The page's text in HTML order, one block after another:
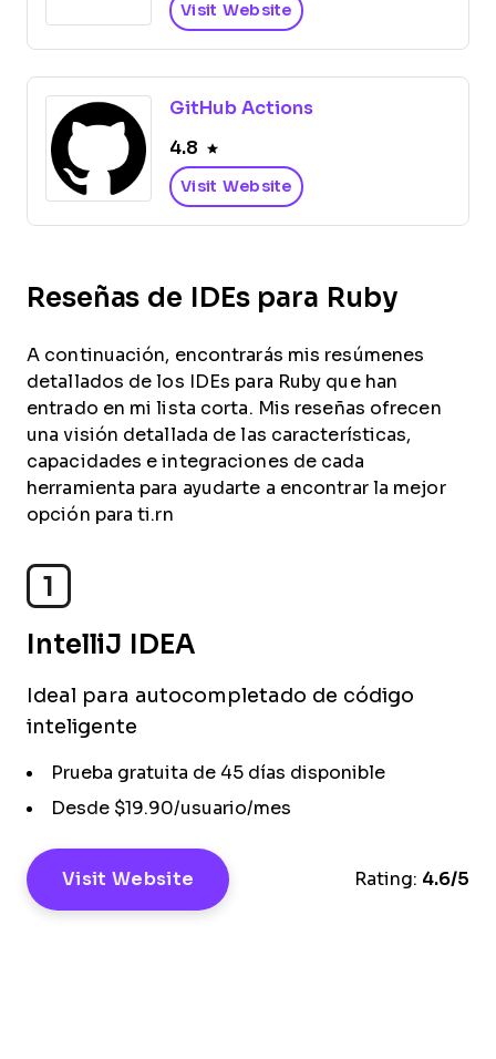
Visit Website
GitHub Actions
4.8
Visit Website
Reseñas de IDEs para Ruby
A continuación, encontrarás mis resúmenes
detallados de los IDEs para Ruby que han
entrado en mi lista corta. Mis reseñas ofrecen
una visión detallada de las características,
capacidades e integraciones de cada
herramienta para ayudarte a encontrar la mejor
opción para ti.rn
1
IntelliJ IDEA
Ideal para autocompletado de código
inteligente
Prueba gratuita de 45 días disponible
Desde $19.90/usuario/mes
Visit Website Rating: 4.6/5